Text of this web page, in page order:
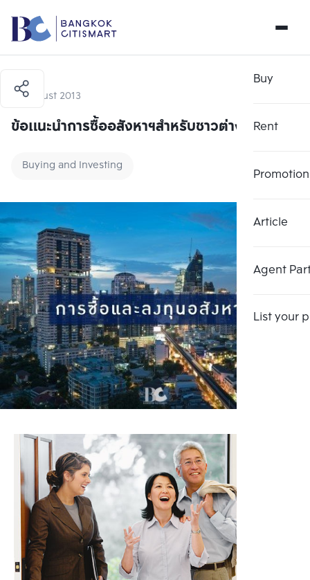
Buy
Rent
Promotion
Article
Agent
List your
17 August 2013
ข้อแนะนำการซื้ออสังหาฯสำหรับชาวต่างชาติ
Buying and Investing